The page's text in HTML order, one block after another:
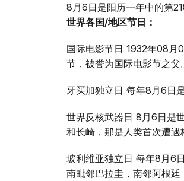
8月6日是阳历一年中的第
世界各国/地区节日：
国际电影节日 1932年08月
节，被誉为国际电影节之父。
牙买加独立日 每年8月6日
世界反核武器日 8月6日是
和长崎，那是人类首次遭遇
玻利维亚独立日 每年8月6
南毗邻巴拉圭，南邻阿根